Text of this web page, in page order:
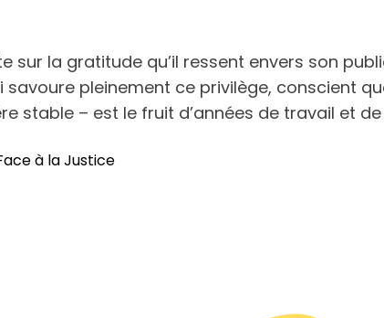
sur la gratitude qu’il ressent envers son
savoure pleinement ce privilège, conscient
stable – est le fruit d’années de travail et
à la Justice